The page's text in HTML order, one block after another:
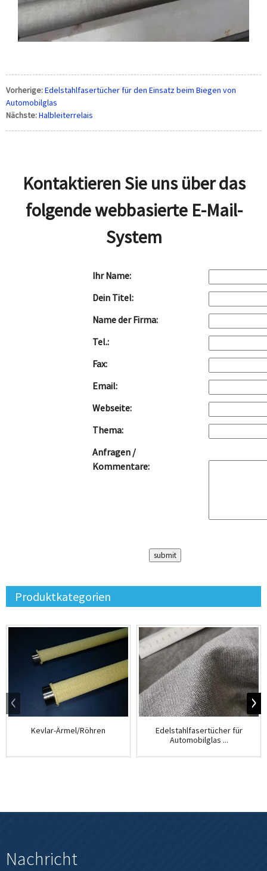
Vorherige:Edelstahlfasertücher für den Einsatz beim Biegen von
Automobilglas
Nächste:Halbleiterrelais
Kontaktieren Sie uns über das
folgende webbasierte E-Mail-
System
Ihr Name:
Dein Titel:
Name der Firma:
Tel.:
Fax:
Email:
Webseite:
Thema:
Anfragen /
Kommentare:
Produktkategorien
Kevlar-Ärmel/Röhren
Edelstahlfasertücher für
Automobilglas ...
Nachricht